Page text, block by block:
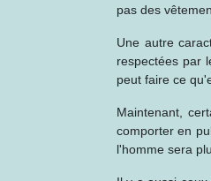
pas des
Une autre
respectées par
peut faire ce
Maintenant,
comporter en
l'homme sera